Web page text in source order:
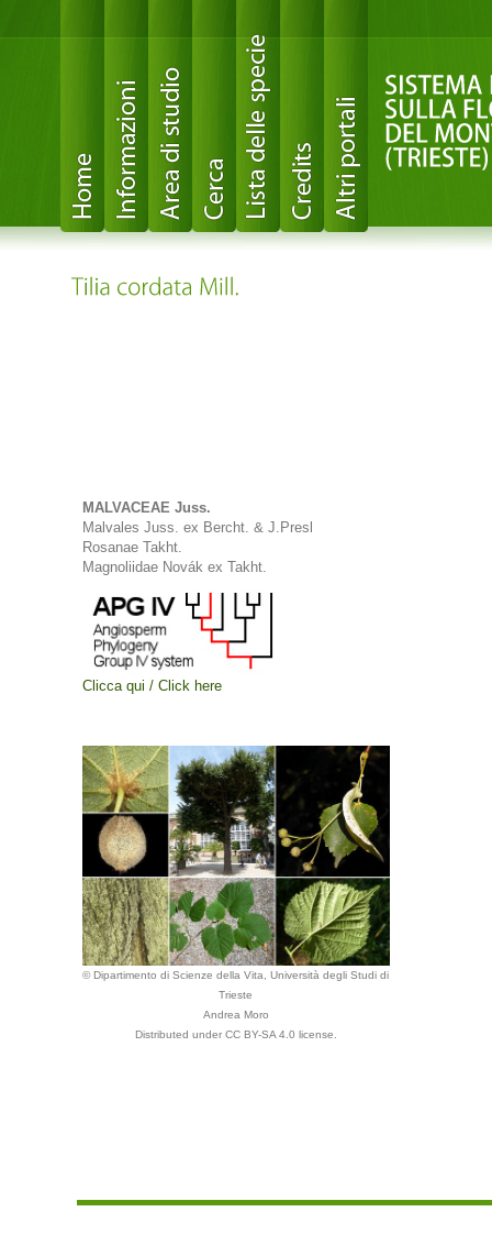
MALVACEAE Juss.
Malvales Juss. ex Bercht. & J.Presl
Rosanae Takht.
Magnoliidae Novák ex Takht.
Clicca qui / Click here
© Dipartimento di Scienze della Vita, Università degli Studi di
Trieste
Andrea Moro
Distributed under CC BY-SA 4.0 license.